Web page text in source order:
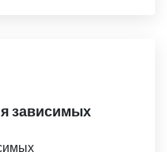
зависимых